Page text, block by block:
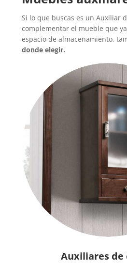
Si lo que buscas es un Auxiliar
complementar el mueble que
espacio de almacenamiento,
donde elegir.
Auxiliares de